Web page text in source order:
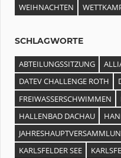
WEIHNACHTEN
SCHLAGWORTE
ABTEILUNGSSITZUNG
DATEV CHALLENGE ROTH
FREIWASSERSCHWIMMEN
HALLENBAD DACHAU
KARLSFELDER SEE